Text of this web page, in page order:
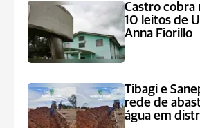
Castro
10 leitos de
Anna Fiorillo
Tibagi e
rede de
água em